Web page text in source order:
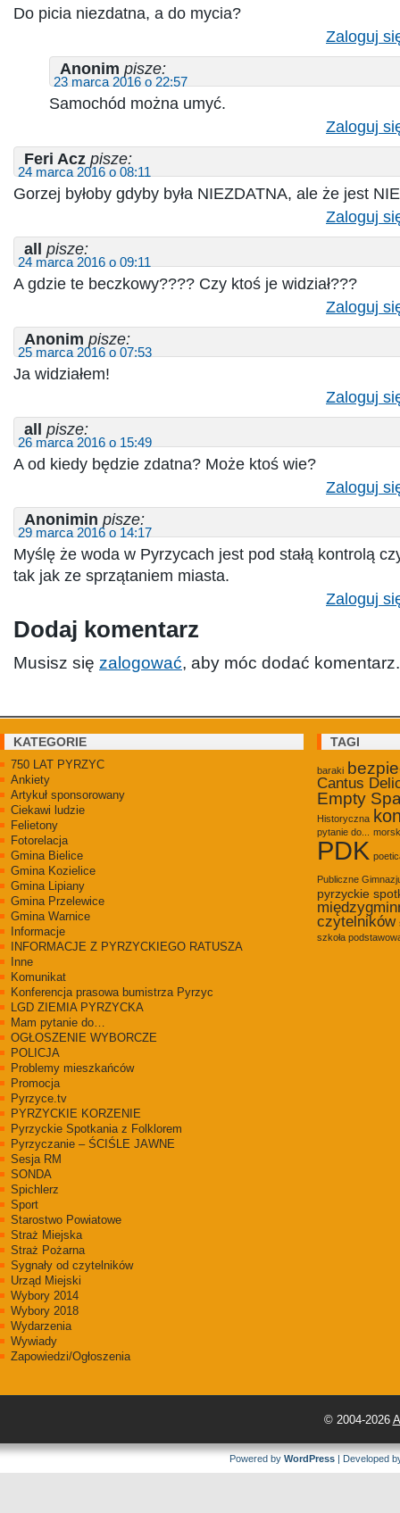
Do picia niezdatna, a do mycia?
Zaloguj
Anonim pisze:
23 marca 2016 o 22:57
Samochód można umyć.
Zaloguj
Feri Acz pisze:
24 marca 2016 o 08:11
Gorzej byłoby gdyby była NIEZDATNA, ale że jest
Zaloguj
all
pisze:
24 marca 2016 o 09:11
A gdzie te beczkowy???? Czy ktoś je widział???
Zaloguj
Anonim pisze:
25 marca 2016 o 07:53
Ja widziałem!
Zaloguj
all
pisze:
26 marca 2016 o 15:49
A od kiedy będzie zdatna? Może ktoś wie?
Zaloguj
Anonimin pisze:
29 marca 2016 o 14:17
Myślę że woda w Pyrzycach jest pod stałą kontrolą
tak jak ze sprzątaniem miasta.
Zaloguj
Dodaj komentarz
Musisz się zalogować, aby móc dodać komentarz.
KATEGORIE
750 LAT PYRZYC
Ankiety
Artykuł sponsorowany
Ciekawi ludzie
Felietony
Fotorelacja
Gmina Bielice
Gmina Kozielice
Gmina Lipiany
Gmina Przelewice
Gmina Warnice
Informacje
INFORMACJE Z PYRZYCKIEGO RATUSZA
Inne
Komunikat
Konferencja prasowa bumistrza Pyrzyc
LGD ZIEMIA PYRZYCKA
Mam pytanie do…
OGŁOSZENIE WYBORCZE
POLICJA
Problemy mieszkańców
Promocja
Pyrzyce.tv
PYRZYCKIE KORZENIE
Pyrzyckie Spotkania z Folklorem
Pyrzyczanie – ŚCIŚLE JAWNE
Sesja RM
SONDA
Spichlerz
Sport
Starostwo Powiatowe
Straż Miejska
Straż Pożarna
Sygnały od czytelników
Urząd Miejski
Wybory 2014
Wybory 2018
Wydarzenia
Wywiady
Zapowiedzi/Ogłoszenia
TAGI
baraki
Cantus
Empty
Historyczna
pytanie do...
PDK
Publiczne
pyrzyckie
czytelników
szkoła
© 2004-2026
Powered by WordPress | Developed